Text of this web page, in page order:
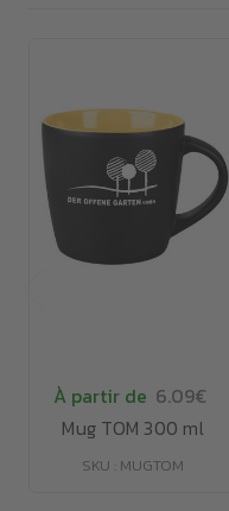
À partir de 6.09€
Mug TOM 300 ml
SKU : MUGTOM